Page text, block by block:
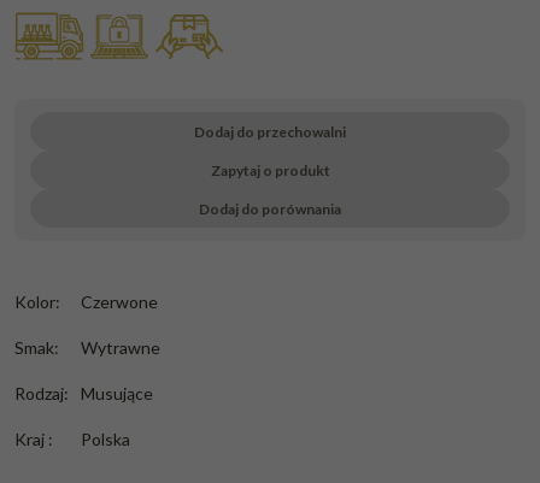
Dodaj do przechowalni
Zapytaj o produkt
Dodaj do porównania
Kolor: Czerwone
Smak: Wytrawne
Rodzaj: Musujące
Kraj : Polska